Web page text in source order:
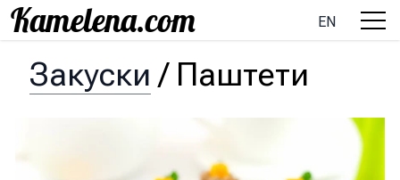
EN
Закуски / Паштети